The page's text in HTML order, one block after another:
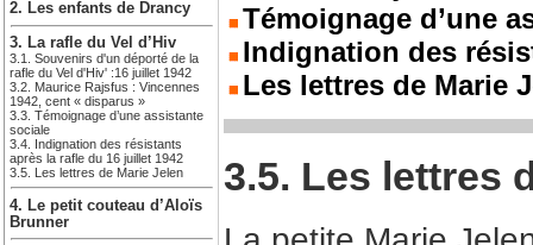
2. Les enfants de Drancy
3. La rafle du Vel d’Hiv
3.1. Souvenirs d'un déporté de la
rafle du Vel d'Hiv' :16 juillet 1942
3.2. Maurice Rajsfus : Vincennes
1942, cent « disparus »
3.3. Témoignage d’une assistante
sociale
3.4. Indignation des résistants
après la rafle du 16 juillet 1942
3.5. Les lettres de Marie Jelen
4. Le petit couteau d’Aloïs
Brunner
Témoignage d’une
Indignation des
Les lettres de Marie
3.5. Les lettres